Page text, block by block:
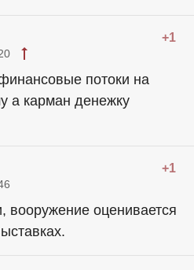
+1
потоки на
а карман денежку
+1
вооружение оценивается